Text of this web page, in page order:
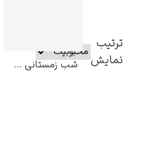
ترتیب
نمایش
شب زمستانی – ادوارد مونک